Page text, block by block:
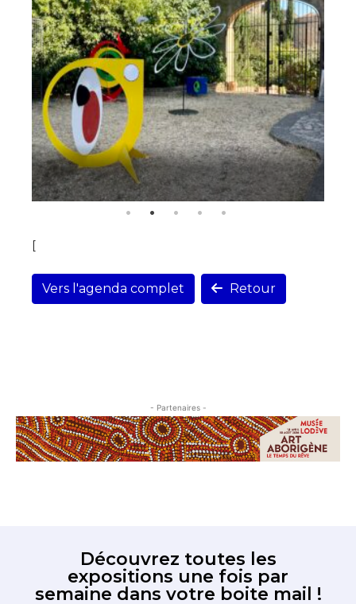
[
Vers l'agenda complet Retour
- Partenaires -
Découvrez toutes les
expositions une fois par
semaine dans votre boite mail !